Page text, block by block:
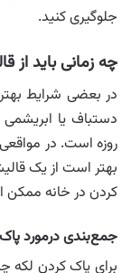
جلوگیری کنید.
چه زمانی باید از
در بعضی شرایط
دستباف یا
روزه است. در
بهتر است از یک
کردن در خانه
جمع‌بندی درمورد
برای پاک کردن لکه